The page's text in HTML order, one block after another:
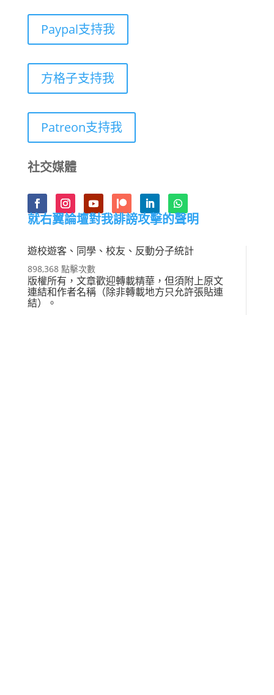
Paypal支持我
方格子支持我
Patreon支持我
社交媒體
就右翼論壇對我誹謗攻擊的聲明
遊校遊客、同學、校友、反動分子統計
898,368 點擊次數
版權所有，文章歡迎轉載精華，但須附上原文
連結和作者名稱（除非轉載地方只允許張貼連
結）。